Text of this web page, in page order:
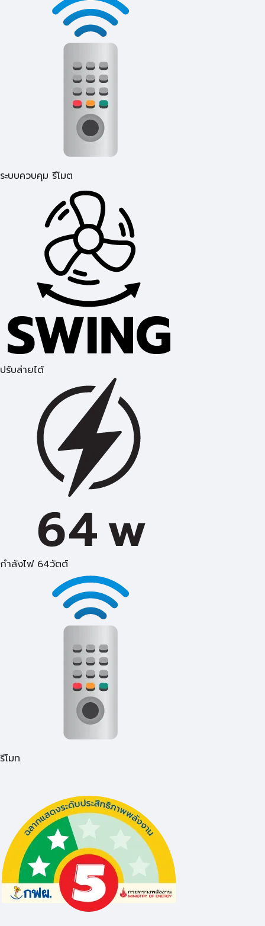
ระบบควบคุม รีโมต
ปรับส่ายได้
กำลังไฟ 64วัตต์
รีโมท